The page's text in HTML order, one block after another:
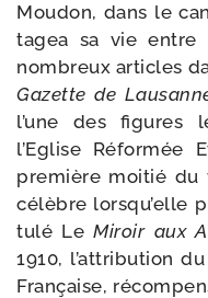
Moudon, dans le
ta­gea sa vie entre
nom­breux articles
Gazette de
l’une des figures
l’Eglise Réformée
pre­mière moi­tié du
célèbre lorsqu’elle
tu­lé LeMiroir aux
1910, l’attribution
Française,